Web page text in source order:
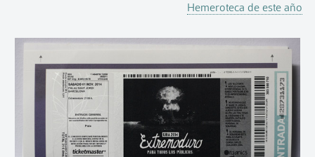
Hemeroteca de este año